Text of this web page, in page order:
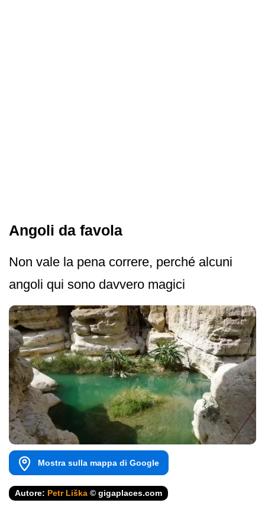
Angoli da favola
Non vale la pena correre, perché alcuni
angoli qui sono davvero magici
Mostra sulla mappa di Google
Autore: Petr Liška © gigaplaces.com